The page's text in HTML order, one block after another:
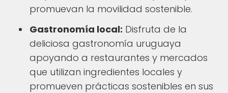
promuevan la movilidad sostenible.
Gastronomía local: Disfruta de la
deliciosa gastronomía uruguaya
apoyando a restaurantes y mercados
que utilizan ingredientes locales y
promueven prácticas sostenibles en sus